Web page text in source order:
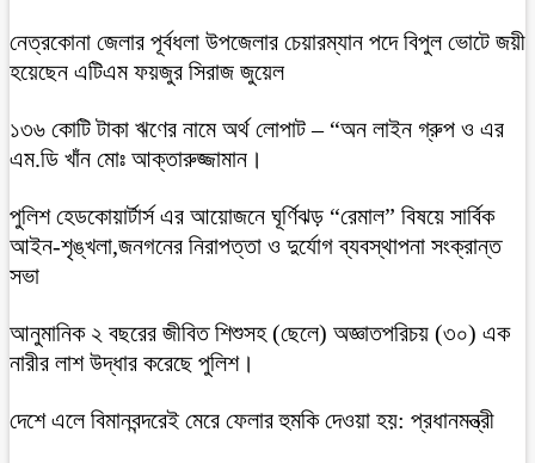
নেত্রকোনা জেলার পূর্বধলা উপজেলার চেয়ারম্যান পদে বিপুল ভোটে জয়ী
হয়েছেন এটিএম ফয়জুর সিরাজ জুয়েল
১৩৬ কোটি টাকা ঋণের নামে অর্থ লোপাট – “অন লাইন গ্রুপ ও এর
এম.ডি খাঁন মোঃ আক্তারুজ্জামান।
পুলিশ হেডকোয়ার্টার্স এর আয়োজনে ঘূর্ণিঝড় “রেমাল” বিষয়ে সার্বিক
আইন-শৃঙ্খলা,জনগনের নিরাপত্তা ও দুর্যোগ ব্যবস্থাপনা সংক্রান্ত
সভা
আনুমানিক ২ বছরের জীবিত শিশুসহ (ছেলে) অজ্ঞাতপরিচয় (৩০) এক
নারীর লাশ উদ্ধার করেছে পুলিশ।
দেশে এলে বিমানবন্দরেই মেরে ফেলার হুমকি দেওয়া হয়: প্রধানমন্ত্রী